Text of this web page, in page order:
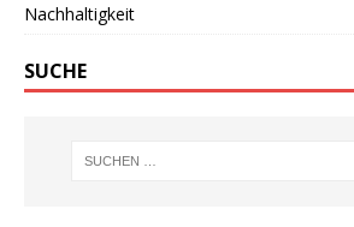
Nachhaltigkeit
SUCHE